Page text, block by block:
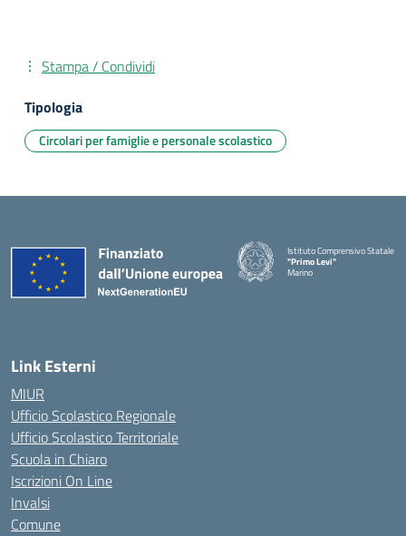
Stampa / Condividi
Tipologia
Circolari per famiglie e personale scolastico
Istituto Comprensivo Statale
"Primo Levi"
Marino
Link Esterni
MIUR
Ufficio Scolastico Regionale
Ufficio Scolastico Territoriale
Scuola in Chiaro
Iscrizioni On Line
Invalsi
Comune